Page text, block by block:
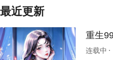
最近更新
重生
连载中